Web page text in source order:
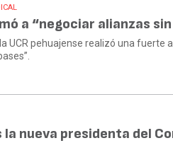
a “negociar alianzas
UCR pehuajense realizó una fuerte
la nueva presidenta del